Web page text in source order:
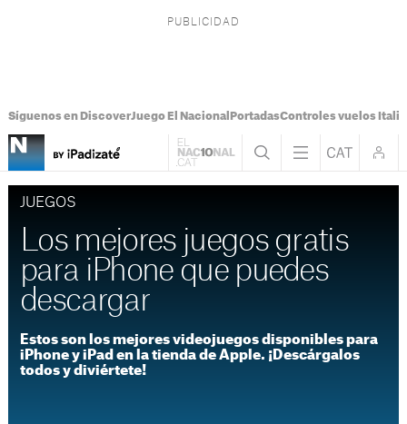
Síguenos en DiscoverJuego El Nacional PortadasControles vuelos Italia
JUEGOS
Los mejores juegos gratis
para iPhone que puedes
descargar
Estos son los mejores videojuegos disponibles para
iPhone y iPad en la tienda de Apple. ¡Descárgalos
todos y diviértete!